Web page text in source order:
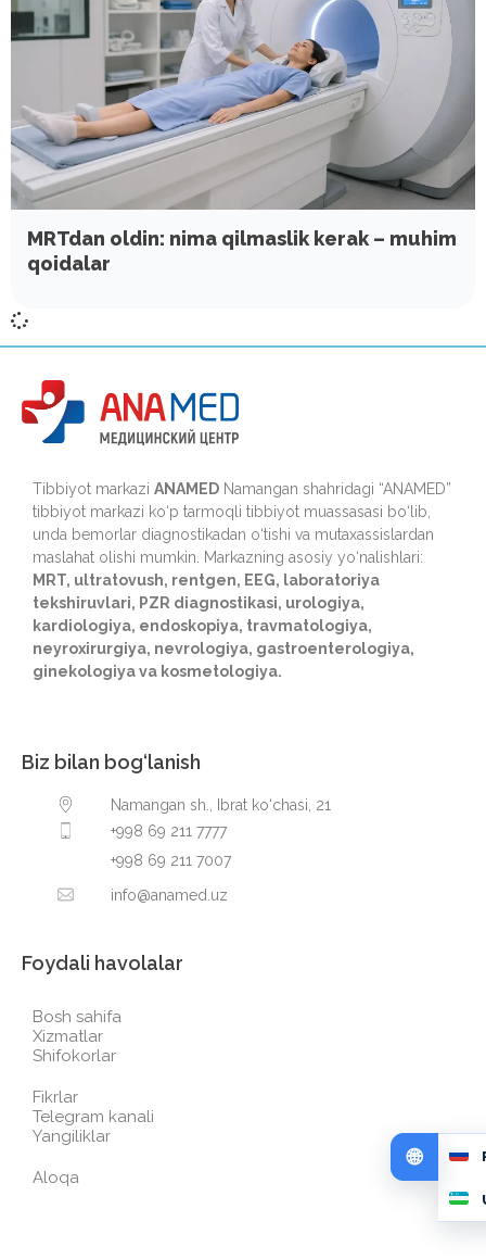
MRTdan oldin: nima qilmaslik kerak – muhim
qoidalar
Tibbiyot markazi ANAMED Namangan shahridagi “ANAMED”
tibbiyot markazi ko‘p tarmoqli tibbiyot muassasasi bo‘lib,
unda bemorlar diagnostikadan o‘tishi va mutaxassislardan
maslahat olishi mumkin. Markazning asosiy yo‘nalishlari:
MRT, ultratovush, rentgen, EEG, laboratoriya
tekshiruvlari, PZR diagnostikasi, urologiya,
kardiologiya, endoskopiya, travmatologiya,
neyroxirurgiya, nevrologiya, gastroenterologiya,
ginekologiya va kosmetologiya.
Biz bilan bog‘lanish
Namangan sh., Ibrat ko‘chasi, 21
+998 69 211 7777
+998 69 211 7007
info@anamed.uz
Foydali havolalar
Bosh sahifa
Xizmatlar
Shifokorlar
Fikrlar
Telegram kanali
Yangiliklar
Aloqa